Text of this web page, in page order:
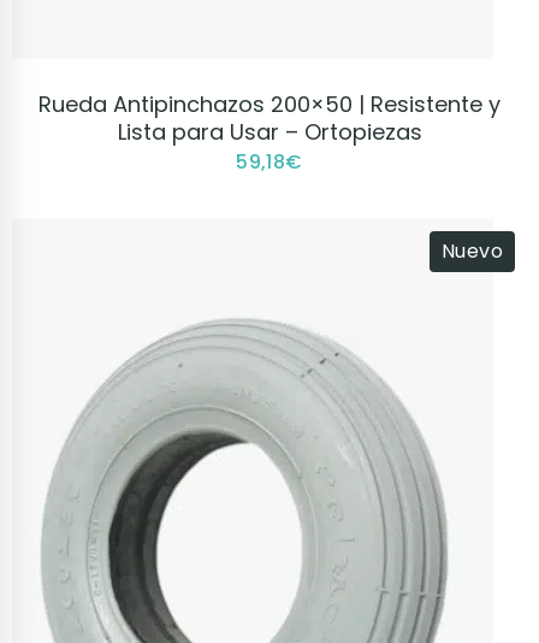
VER PRODUCTO
Rueda Antipinchazos 200×50 | Resistente y
Lista para Usar – Ortopiezas
59,18€
Nuevo